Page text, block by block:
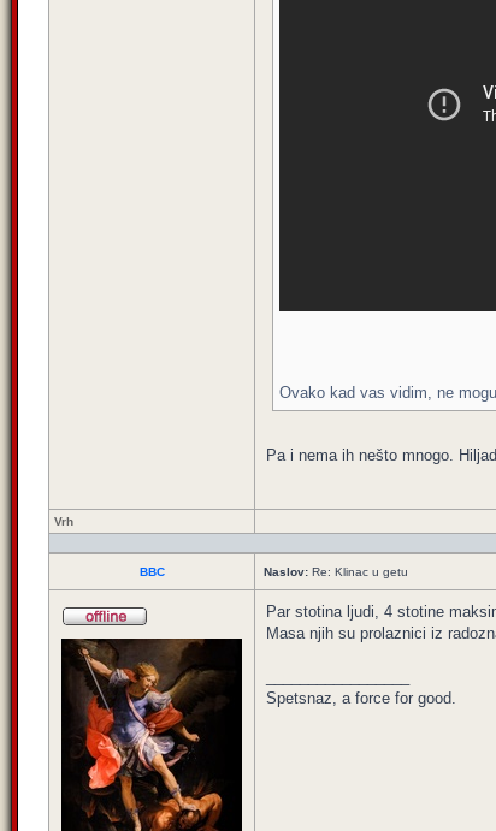
Ovako kad vas vidim, ne
Pa i nema ih nešto mnogo.
Vrh
BBC Naslov: Re: Klinac u getu
Par stotina ljudi, 4 stotine
Masa njih su prolaznici iz
Spetsnaz, a force for good.